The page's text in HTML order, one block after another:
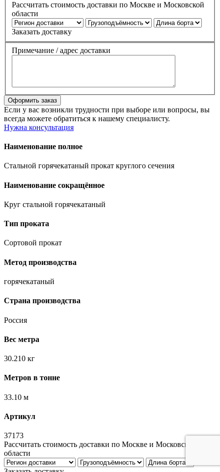
Рассчитать стоимость доставки по Москве и Московской
области
Заказать доставку
Примечание / адрес доставки
Если у вас возникли трудности при выборе или вопросы, вы
всегда можете обратиться к нашему специалисту.
Нужна консультация
Наименование полное
Стальной горячекатаный прокат круглого сечения
Наименование сокращённое
Круг стальной горячекатаный
Тип проката
Сортовой прокат
Метод производства
горячекатаный
Страна производства
Россия
Вес метра
30.210 кг
Метров в тонне
33.10 м
Артикул
37173
Рассчитать стоимость доставки по Москве и Московской
области